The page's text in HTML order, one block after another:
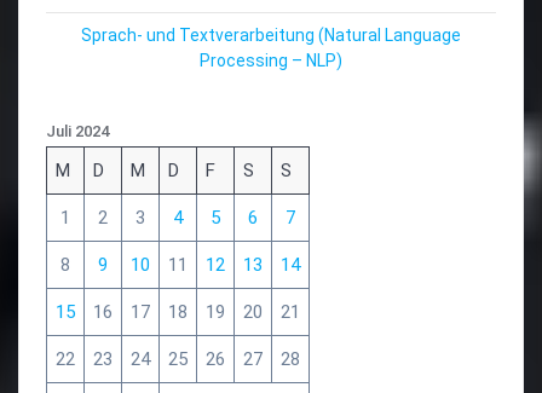
Sprach- und Textverarbeitung (Natural Language
Processing – NLP)
Juli 2024
M D M D F S S
1 2 3 4 5 6 7
8 9 10 11 12 13 14
15 16 17 18 19 20 21
22 23 24 25 26 27 28